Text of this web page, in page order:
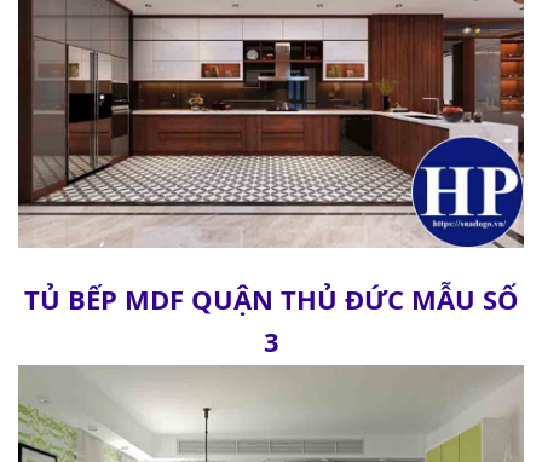
TỦ BẾP MDF QUẬN THỦ ĐỨC MẪU SỐ
3